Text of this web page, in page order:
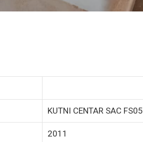
KUTNI CENTAR SAC FS05
2011